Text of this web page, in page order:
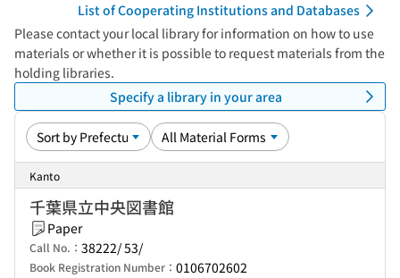
List of Cooperating Institutions and Databases
Please contact your local library for information on how to use
materials or whether it is possible to request materials from the
holding libraries.
Specify a library in your area
Kanto
千葉県立中央図書館
Paper
Call No.： 38222/ 53/
Book Registration Number： 0106702602